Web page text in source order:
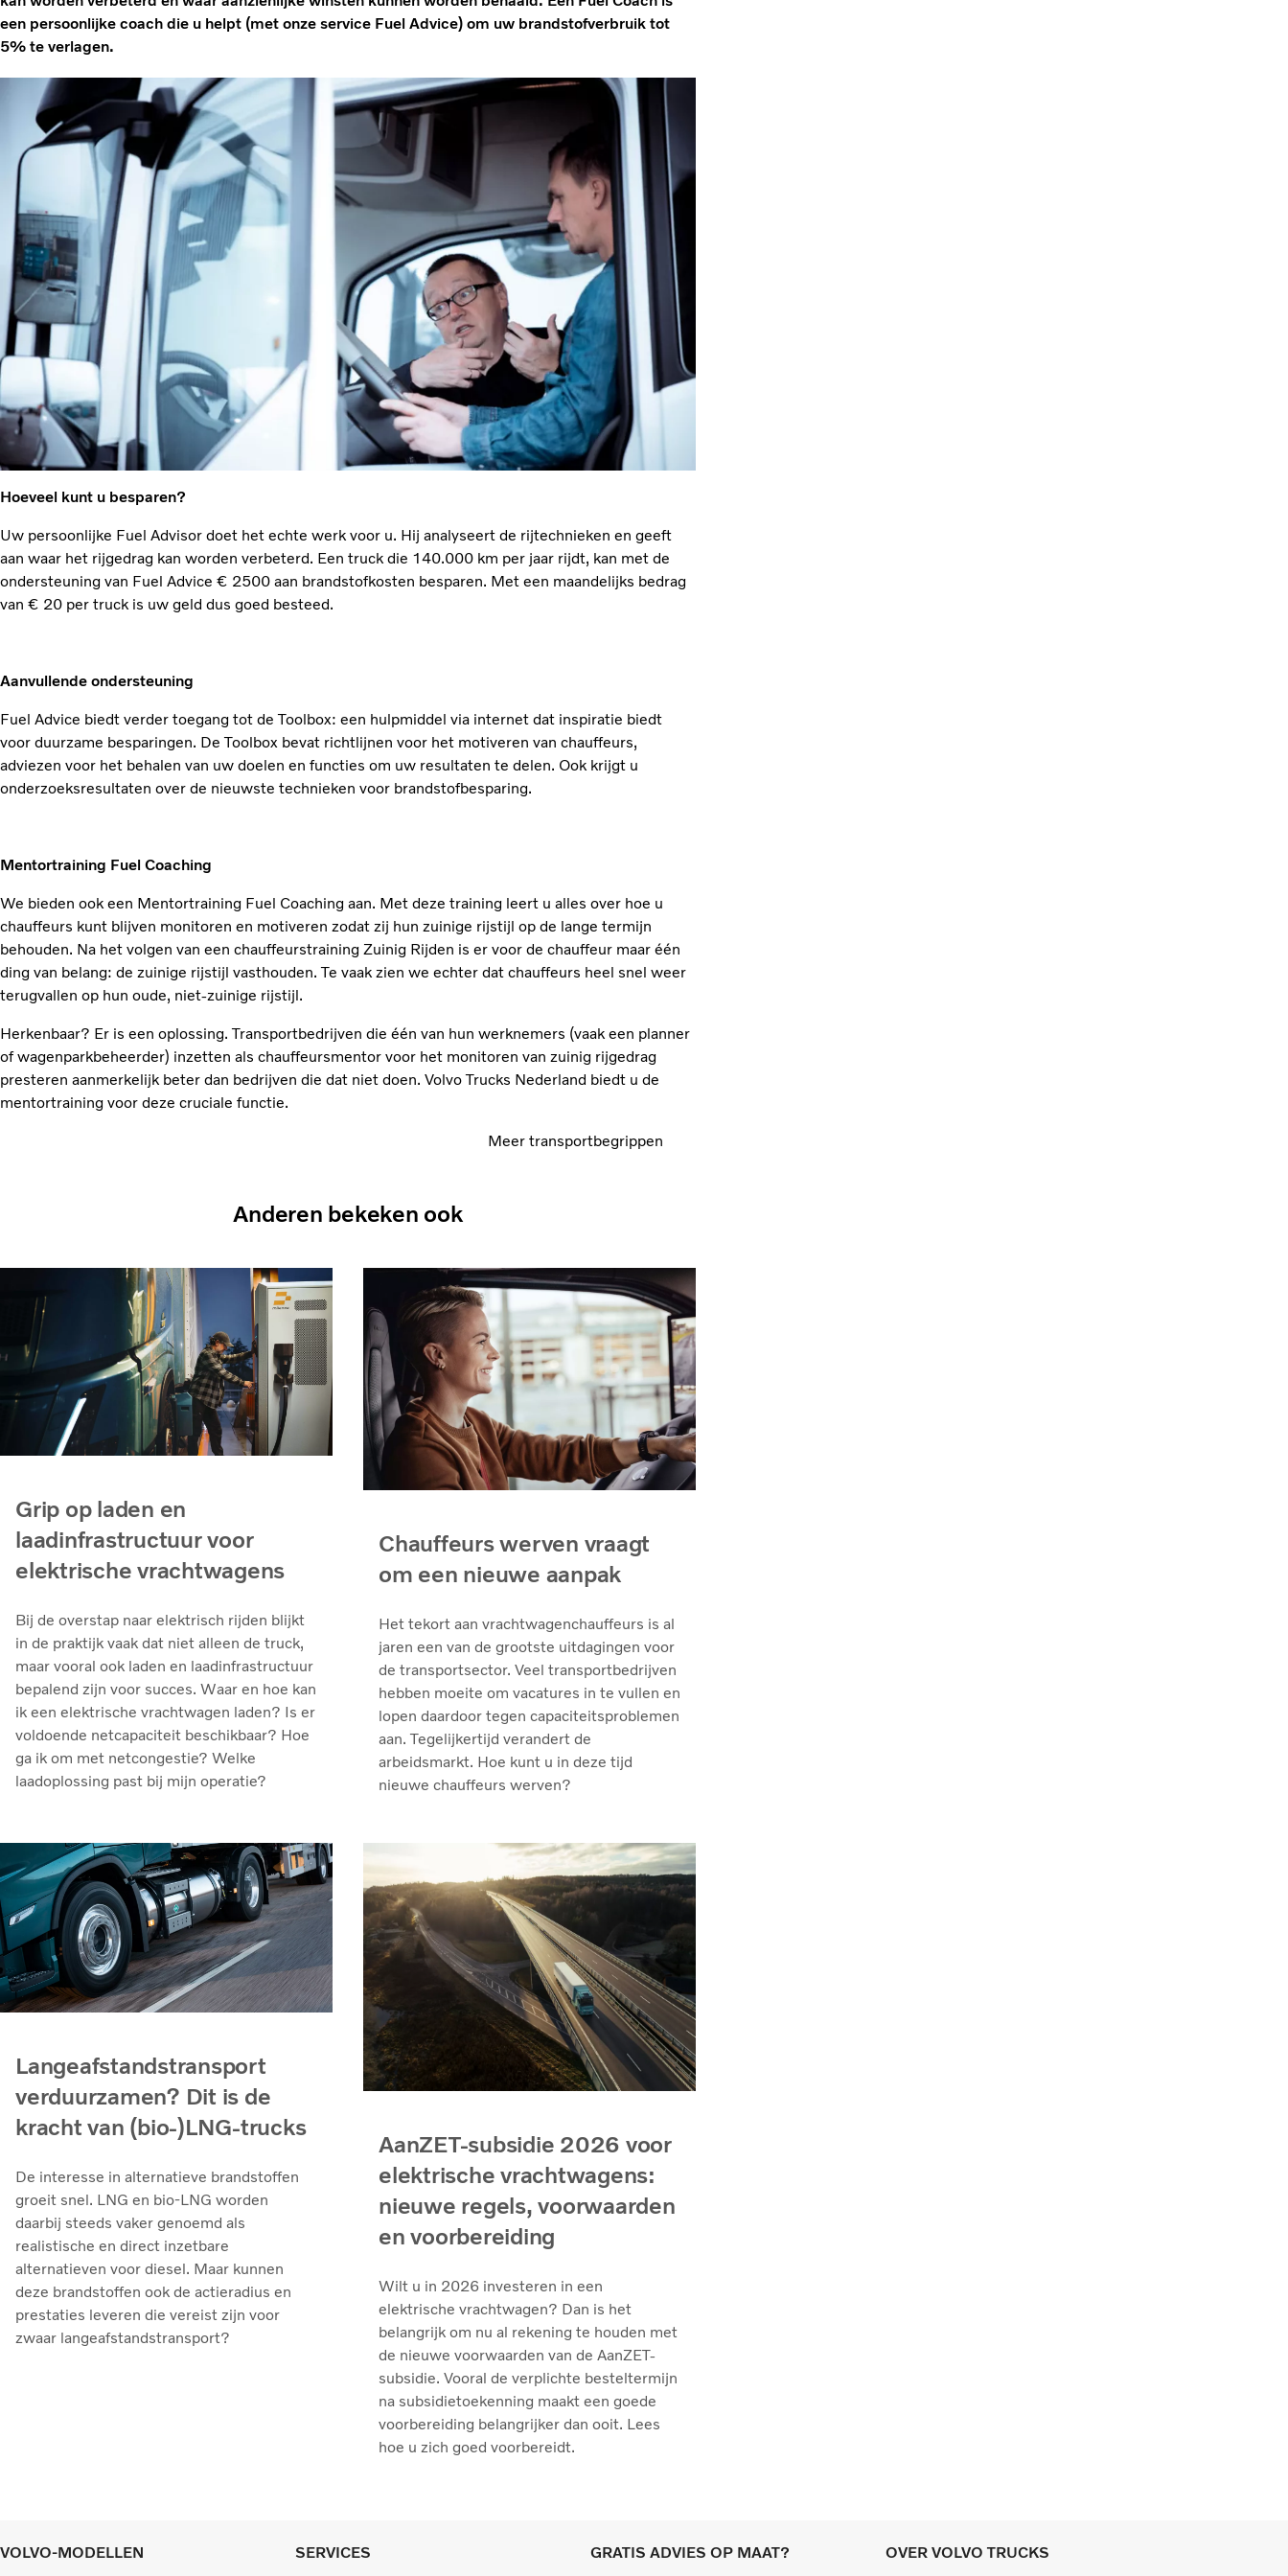
een persoonlijke coach die u helpt (met onze service Fuel Advice) om uw brandstofverbruik tot
5% te verlagen.
Hoeveel kunt u besparen?
Uw persoonlijke Fuel Advisor doet het echte werk voor u. Hij analyseert de rijtechnieken en geeft
aan waar het rijgedrag kan worden verbeterd. Een truck die 140.000 km per jaar rijdt, kan met de
ondersteuning van Fuel Advice € 2500 aan brandstofkosten besparen. Met een maandelijks bedrag
van € 20 per truck is uw geld dus goed besteed.
Aanvullende ondersteuning
Fuel Advice biedt verder toegang tot de Toolbox: een hulpmiddel via internet dat inspiratie biedt
voor duurzame besparingen. De Toolbox bevat richtlijnen voor het motiveren van chauffeurs,
adviezen voor het behalen van uw doelen en functies om uw resultaten te delen. Ook krijgt u
onderzoeksresultaten over de nieuwste technieken voor brandstofbesparing.
Mentortraining Fuel Coaching
We bieden ook een Mentortraining Fuel Coaching aan. Met deze training leert u alles over hoe u
chauffeurs kunt blijven monitoren en motiveren zodat zij hun zuinige rijstijl op de lange termijn
behouden. Na het volgen van een chauffeurstraining Zuinig Rijden is er voor de chauffeur maar één
ding van belang: de zuinige rijstijl vasthouden. Te vaak zien we echter dat chauffeurs heel snel weer
terugvallen op hun oude, niet-zuinige rijstijl.
Herkenbaar? Er is een oplossing. Transportbedrijven die één van hun werknemers (vaak een planner
of wagenparkbeheerder) inzetten als chauffeursmentor voor het monitoren van zuinig rijgedrag
presteren aanmerkelijk beter dan bedrijven die dat niet doen. Volvo Trucks Nederland biedt u de
mentortraining voor deze cruciale functie.
Meer transportbegrippen
Anderen bekeken ook
Grip op laden en
laadinfrastructuur voor
elektrische vrachtwagens
Bij de overstap naar elektrisch rijden blijkt
in de praktijk vaak dat niet alleen de truck,
maar vooral ook laden en laadinfrastructuur
bepalend zijn voor succes. Waar en hoe kan
ik een elektrische vrachtwagen laden? Is er
voldoende netcapaciteit beschikbaar? Hoe
ga ik om met netcongestie? Welke
laadoplossing past bij mijn operatie?
Chauffeurs werven vraagt
om een nieuwe aanpak
Het tekort aan vrachtwagenchauffeurs is al
jaren een van de grootste uitdagingen voor
de transportsector. Veel transportbedrijven
hebben moeite om vacatures in te vullen en
lopen daardoor tegen capaciteitsproblemen
aan. Tegelijkertijd verandert de
arbeidsmarkt. Hoe kunt u in deze tijd
nieuwe chauffeurs werven?
Langeafstandstransport
verduurzamen? Dit is de
kracht van (bio-)LNG-trucks
De interesse in alternatieve brandstoffen
groeit snel. LNG en bio‑LNG worden
daarbij steeds vaker genoemd als
realistische en direct inzetbare
alternatieven voor diesel. Maar kunnen
deze brandstoffen ook de actieradius en
prestaties leveren die vereist zijn voor
zwaar langeafstandstransport?
AanZET-subsidie 2026 voor
elektrische vrachtwagens:
nieuwe regels, voorwaarden
en voorbereiding
Wilt u in 2026 investeren in een
elektrische vrachtwagen? Dan is het
belangrijk om nu al rekening te houden met
de nieuwe voorwaarden van de AanZET-
subsidie. Vooral de verplichte besteltermijn
na subsidietoekenning maakt een goede
voorbereiding belangrijker dan ooit. Lees
hoe u zich goed voorbereidt.
VOLVO-MODELLEN SERVICES GRATIS ADVIES OP MAAT? OVER VOLVO TRUCKS